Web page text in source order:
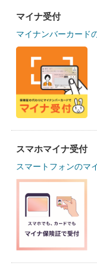
マイナ受付
マイナンバーカード
スマホマイナ受付
スマートフォンのマ